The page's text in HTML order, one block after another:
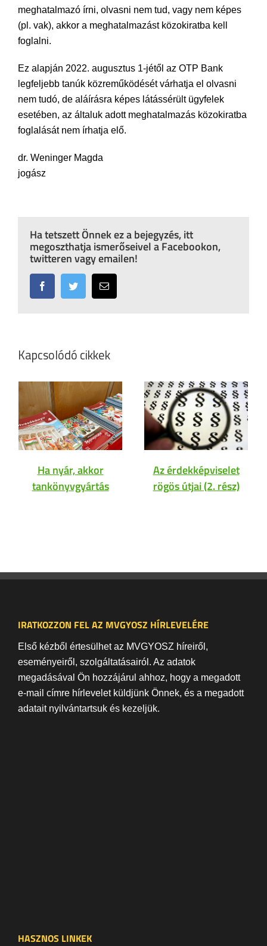
meghatalmazó írni, olvasni nem tud, vagy nem képes
(pl. vak), akkor a meghatalmazást közokiratba kell
foglalni.
Ez alapján 2022. augusztus 1-jétől az OTP Bank
legfeljebb tanúk közreműködését várhatja el olvasni
nem tudó, de aláírásra képes látássérült ügyfelek
esetében, az általuk adott meghatalmazás közokiratba
foglalását nem írhatja elő.
dr. Weninger Magda
jogász
Ha tetszett Önnek ez a bejegyzés, itt
megoszthatja ismerőseivel a Facebookon,
twitteren vagy emailen!
FacebookTwitter Email:
Kapcsolódó cikkek
Ha nyár, akkor
tankönyvgyártás
Az érdekképviselet
rögös útjai (2. rész)
IRATKOZZON FEL AZ MVGYOSZ HÍRLEVELÉRE
Első kézből értesülhet az MVGYOSZ híreiről,
eseményeiről, szolgáltatásairól. Az adatok
megadásával Ön hozzájárul ahhoz, hogy a megadott
e-mail címre hírlevelet küldjünk Önnek, és a megadott
adatait nyilvántartsuk és kezeljük.
HASZNOS LINKEK